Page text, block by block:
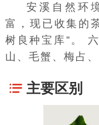
安溪自然环
富，现已收集的
树良种宝库”。
山、毛蟹、 梅占 、
主要区别